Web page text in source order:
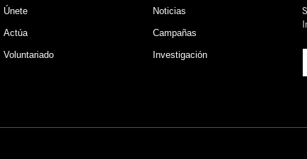
Únete
Actúa
Voluntariado
Noticias
Campañas
Investigación